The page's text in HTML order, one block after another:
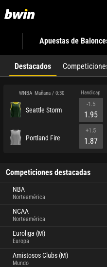
Apuestas de
Destacados
WNBA Mañana / 0:30 Handicap
Seattle Storm
Portland Fire
-1.5
1.95
+1.5
1.87
Competiciones destacadas
NBA
Norteamérica
NCAA
Norteamérica
Euroliga (M)
Europa
Amistosos Clubs (M)
Mundo